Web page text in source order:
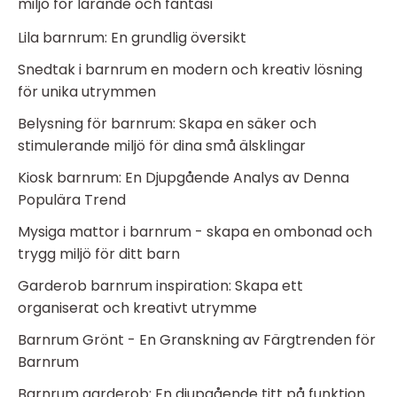
Lila barnrum: En grundlig översikt
Snedtak i barnrum en modern och kreativ lösning
för unika utrymmen
Belysning för barnrum: Skapa en säker och
stimulerande miljö för dina små älsklingar
Kiosk barnrum: En Djupgående Analys av Denna
Populära Trend
Mysiga mattor i barnrum - skapa en ombonad och
trygg miljö för ditt barn
Garderob barnrum inspiration: Skapa ett
organiserat och kreativt utrymme
Barnrum Grönt - En Granskning av Färgtrenden för
Barnrum